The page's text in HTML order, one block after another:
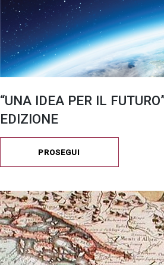
“UNA IDEA PER IL
EDIZIONE
PROSEGUI